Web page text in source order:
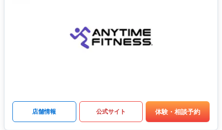
店舗情報 公式サイト 体験・相談予約